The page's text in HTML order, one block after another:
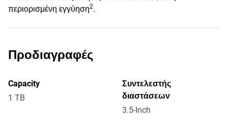
περιορισμένη εγγύηση2.
Προδιαγραφές
Capacity
1 TB
Συντελεστής
διαστάσεων
3.5-Inch